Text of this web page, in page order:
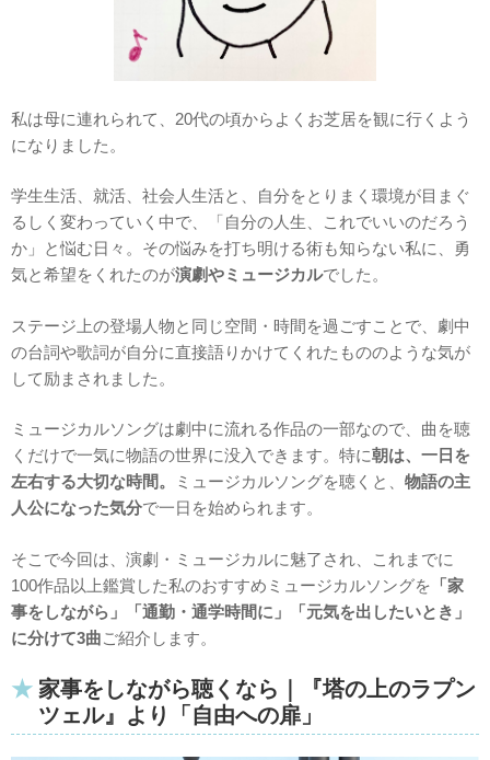
私は母に連れられて、20代の頃からよくお芝居を観に行くよう
になりました。
学生生活、就活、社会人生活と、自分をとりまく環境が目まぐ
るしく変わっていく中で、「自分の人生、これでいいのだろう
か」と悩む日々。その悩みを打ち明ける術も知らない私に、勇
気と希望をくれたのが演劇やミュージカルでした。
ステージ上の登場人物と同じ空間・時間を過ごすことで、劇中
の台詞や歌詞が自分に直接語りかけてくれたもののような気が
して励まされました。
ミュージカルソングは劇中に流れる作品の一部なので、曲を聴
くだけで一気に物語の世界に没入できます。特に朝は、一日を
左右する大切な時間。
ミュージカルソングを聴くと、 物語の主
人公になった気分で一日を始められます。
そこで今回は、演劇・ミュージカルに魅了され、これまでに
100作品以上鑑賞した私のおすすめミュージカルソングを 「家
事をしながら」「通勤・通学時間に」「元気を出したいとき」
に分けて3曲ご紹介します。
家事をしながら聴くなら｜『塔の上のラプン
ツェル』より「自由への扉」